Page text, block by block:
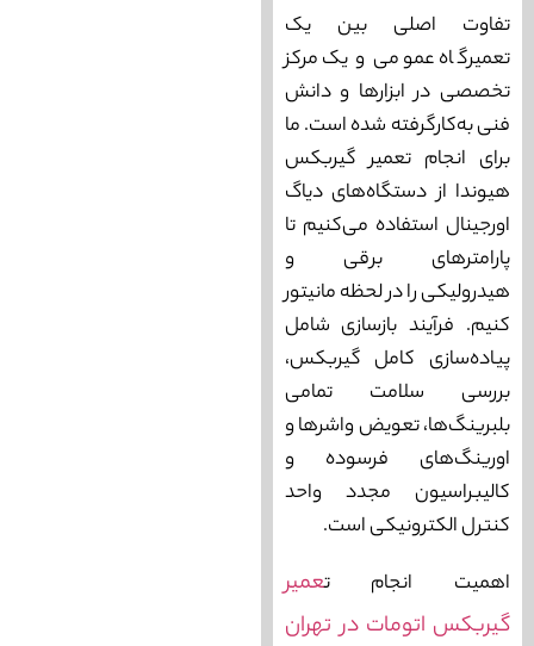
تفاوت اصلی بین یک
تعمیرگاه عمومی و یک مرکز
تخصصی در ابزارها و دانش
فنی به‌کارگرفته شده است. ما
برای انجام تعمیر گیربکس
هیوندا از دستگاه‌های دیاگ
اورجینال استفاده می‌کنیم تا
پارامترهای برقی و
هیدرولیکی را در لحظه مانیتور
کنیم. فرآیند بازسازی شامل
پیاده‌سازی کامل گیربکس،
بررسی سلامت تمامی
بلبرینگ‌ها، تعویض واشرها و
اورینگ‌های فرسوده و
کالیبراسیون مجدد واحد
کنترل الکترونیکی است.
اهمیت انجام تعمیر
گیربکس اتومات در تهران